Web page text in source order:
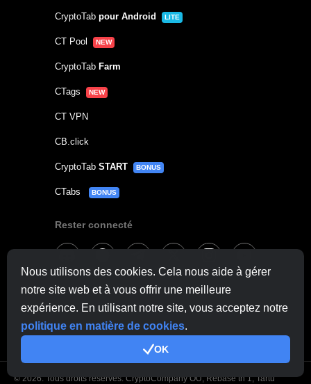
Nous utilisons des cookies. Cela nous aide à gérer
notre site web et à vous offrir une meilleure
expérience. En utilisant notre site, vous acceptez notre
politique en matière de cookies.
OK
CryptoTab pour Android LITE
CT Pool NEW
CryptoTab Farm
CTags NEW
CT VPN
CB.click
CryptoTab START BONUS
CTabs BONUS
Rester connecté
Contacter le support ici
Autres demandes: contactus@cryptobrowser.site
© 2026.Tous droits réservés. CryptoCompany OÜ, Rebase tn 1, Tartu